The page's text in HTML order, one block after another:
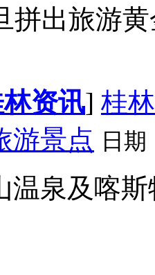
拼出旅游
资讯] 桂
游景点 日期
温泉及喀